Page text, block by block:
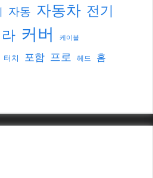
자동 자동차 전기
커버 케이블
터치 포함 프로 헤드 홈